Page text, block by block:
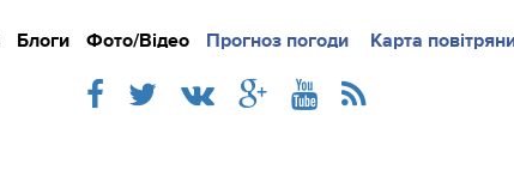
Блоги Фото/Відео Прогноз погоди Карта
Докладно Новини Iнтерв`ю